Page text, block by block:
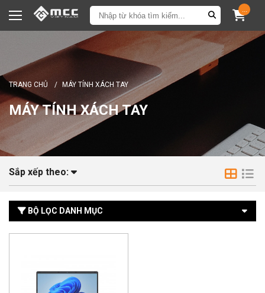
...
TRANG CHỦ / MÁY TÍNH XÁCH TAY
MÁY TÍNH XÁCH TAY
Sắp xếp theo:
BỘ LỌC DANH MỤC